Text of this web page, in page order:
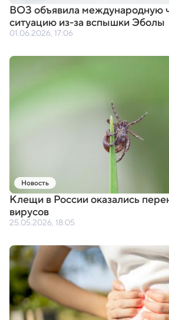
ВОЗ объявила международную
ситуацию из-за вспышки Эболы
01.06.2026, 17:06
Новость
Клещи в России оказались
вирусов
25.05.2026, 18:05